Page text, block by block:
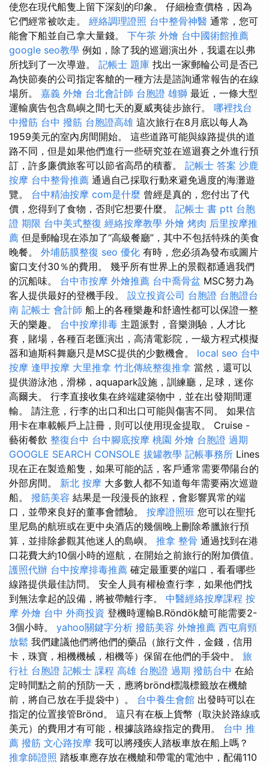
使您在現代船隻上留下深刻的印象。 仔細檢查價格，因為
它們經常被吹走。 經絡調理證照 台中整骨神醫 通常，您可
能會下船並自己拿大量錢。 下午茶 外燴 台中國術館推薦
google seo教學 例如，除了我的巡迴演出外，我還在以弗
所找到了一次導遊。 記帳士 題庫 找出一家郵輪公司是否已
為快節奏的公司指定客艙的一種方法是諮詢通常報告的在線
場所。 嘉義 外燴 台北會計師 台胞證 雄獅 最近，一條大型
運輸廣告包含島嶼之間七天的夏威夷徒步旅行。 哪裡找台
中撥筋 台中 撥筋 台胞證高雄 這次旅行在8月底以每人為
1959美元的室內房間開始。 這些道路可能與線路提供的道
路不同，但是如果他們進行一些研究並在巡迴賽之外進行預
訂，許多廉價旅客可以節省高昂的積蓄。 記帳士 答案 沙鹿
按摩 台中整骨推薦 通過自己採取行動來避免過度的海灘遊
覽。 台中精油按摩 com是什麼 曾經是真的，您付出了代
價，您得到了食物，否則它想要什麼。 記帳士 書 ptt 台胞
證 期限 台中美式整復 經絡按摩教學 外燴 烤肉 后里按摩推
薦 但是郵輪現在添加了“高級餐廳”，其中不包括特殊的美食
晚餐。 外埔筋膜整復 seo 優化 有時，您必須為發布或圖片
窗口支付30％的費用。 幾乎所有世界上的景觀都通過我們
的沉船味。 台中市按摩 外燴推薦 台中喬骨盆 MSC努力為
客人提供最好的登機手段。 設立投資公司 台胞證 台胞證台
南 記帳士 會計師 船上的各種樂趣和舒適性都可以保證一整
天的樂趣。 台中按摩排毒 主題派對，音樂測驗，人才比
賽，賭場，各種百老匯演出，高清電影院，一級方程式模擬
器和迪斯科舞廳只是MSC提供的少數機會。 local seo 台中
按摩 逢甲按摩 大里推拿 竹北傳統整復推拿 當然，還可以
提供游泳池，滑梯，aquapark設施，訓練廳，足球，迷你
高爾夫。 行李直接收集在終端建築物中，並在出發期間運
輸。 請注意，行李的出口和出口可能與傷害不同。 如果信
用卡在車載帳戶上註冊，則可以使用現金提取。 Cruise -
藝術餐飲 整復台中 台中腳底按摩 桃園 外燴 台胞證 過期
GOOGLE SEARCH CONSOLE 拔罐教學 記帳事務所 Lines
現在正在製造船隻，如果可能的話，客戶通常需要帶陽台的
外部房間。 新北 按摩 大多數人都不知道每年需要兩次巡遊
船。 撥筋美容 結果是一段漫長的旅程，會影響異常的端
口，並帶來良好的董事會體驗。 按摩證照班 您可以在聖托
里尼島的航班或在更中央酒店的幾個晚上刪除希臘旅行預
算，並排除參觀其他迷人的島嶼。 推拿 整骨 通過找到在港
口花費大約10個小時的巡航，在開始之前旅行的附加價值。
護照代辦 台中按摩排毒推薦 確定最重要的端口，看看哪些
線路提供最佳訪問。 安全人員有權檢查行李，如果他們找
到無法拿起的設備，將被帶離行李。 中醫經絡按摩課程 按
摩 外燴 台中 外商投資 登機時運輸B.Röndök艙可能需要2-
3個小時。 yahoo關鍵字分析 撥筋美容 外燴推薦 西屯肩頸
放鬆 我們建議他們將他們的藥品（旅行文件，金錢，信用
卡，珠寶，相機機械，相機等）保留在他們的手袋中。 旅
行社 台胞證 記帳士 課程 高雄 台胞證 過期 撥筋台中 在給
定時間點之前的預防一天，應將brönd標識標籤放在機艙
前，將自己放在手提袋中）。 台中養生會館 出發時可以在
指定的位置接管Brönd。 這只有在板上貨幣（取決於路線或
美元）的費用才有可能，根據該路線指定的費用。 台中 推
薦 撥筋 文心路按摩 我可以將殘疾人踏板車放在船上嗎？
推拿師證照 踏板車應存放在機艙和帶電的電池中，配備110